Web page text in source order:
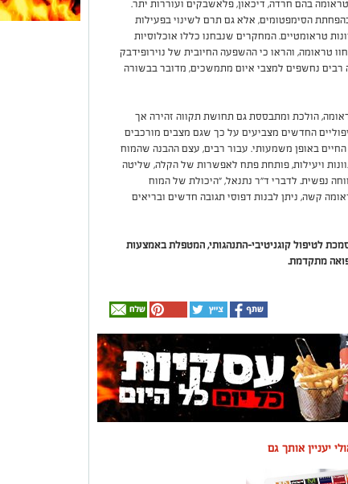
בהם חרדה, דיכאון, פלאשבקים ועוררות יתר.
הסימפטומים, אלא גם תרם לשינוי בפעילות
טראומטיים. המחקרים שנבחנו כללו אוכלוסיות
טראומה, והראו כי ההשפעה החיובית של נוירופידבק
רבים נחשפים למצבי איום מתמשכים, מדובר בבשורה
הולכת ומתבססת גם תחושת תקווה זהירה אך
החדשים מצביעים על כך שגם מצבים מורכבים
החיים באופן משמעותי. עבור רבים, עצם ההבנה שהמוח
ויעילות, פותחת פתח לאפשרות של הקלה, שליטה
נפשית. לדברי ד"ר נתנאל, "היכולת של המוח
קשה, ניתן לבנות דפוסי תגובה חדשים ובריאים
לטיפול קוגניטיבי-התנהגותי, המטפלת באמצעות
מתקדמת.
יעניין אותך גם